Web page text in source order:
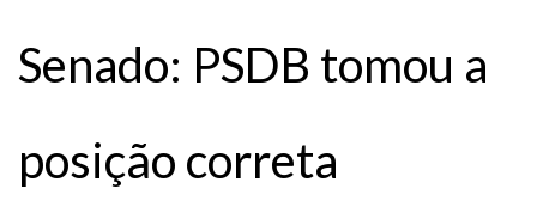
Senado: PSDB tomou a
posição correta